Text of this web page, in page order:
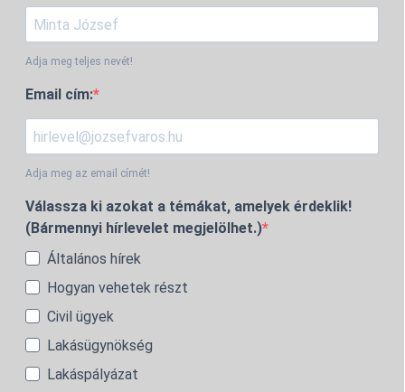
Adja meg teljes nevét!
Email cím:
Adja meg az email címét!
Válassza ki azokat a témákat, amelyek érdeklik!
(Bármennyi hírlevelet megjelölhet.)
Általános hírek
Hogyan vehetek részt
Civil ügyek
Lakásügynökség
Lakáspályázat